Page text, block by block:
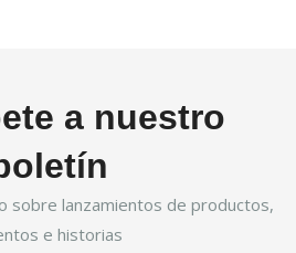
a nuestro
sobre lanzamientos de productos,
e historias